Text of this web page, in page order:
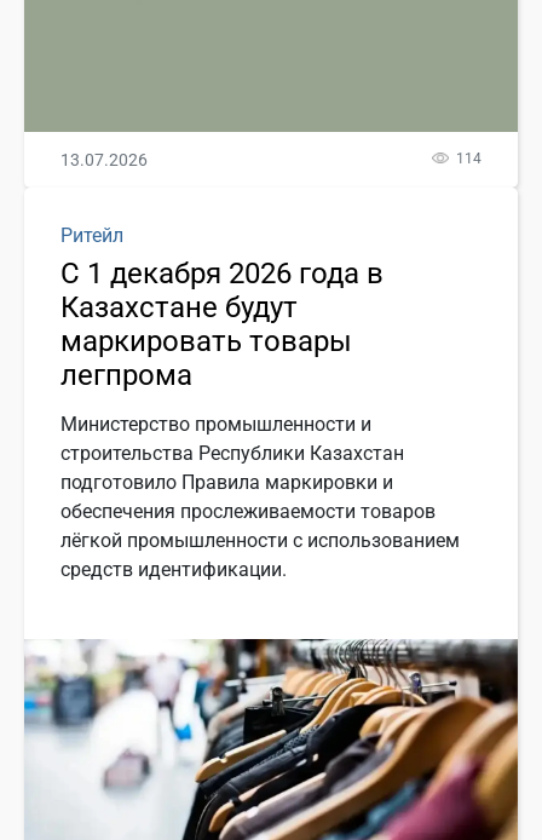
13.07.2026 114
Ритейл
С 1 декабря 2026 года в
Казахстане будут
маркировать товары
легпрома
Министерство промышленности и
строительства Республики Казахстан
подготовило Правила маркировки и
обеспечения прослеживаемости товаров
лёгкой промышленности с использованием
средств идентификации.